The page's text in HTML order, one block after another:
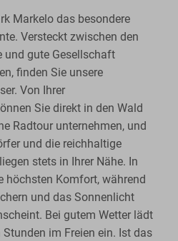
Markelo das besondere
Versteckt zwischen den
und gute Gesellschaft
finden Sie unsere
Von Ihrer
Sie direkt in den Wald
Radtour unternehmen, und
und die reichhaltige
stets in Ihrer Nähe. In
höchsten Komfort, während
und das Sonnenlicht
Bei gutem Wetter lädt
im Freien ein. Ist das